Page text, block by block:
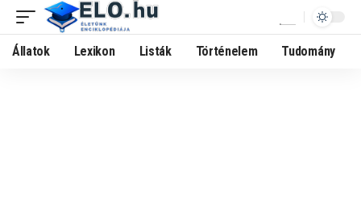
Állatok Lexikon Listák Történelem Tudomány